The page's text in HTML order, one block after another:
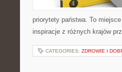
priorytety państwa. To
inspiracje z różnych krajów
CATEGORIES: ZDROWIE I